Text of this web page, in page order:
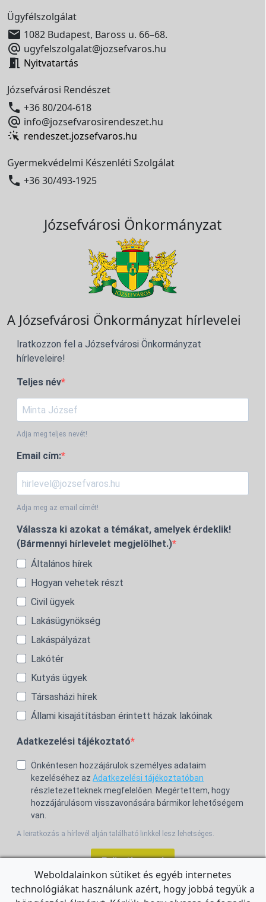
Ügyfélszolgálat
 1082 Budapest, Baross u. 66–68.
 ugyfelszolgalat@jozsefvaros.hu
 Nyitvatartás
Józsefvárosi Rendészet
 +36 80/204-618
 info@jozsefvarosirendeszet.hu
rendeszet.jozsefvaros.hu
Gyermekvédelmi Készenléti Szolgálat
 +36 30/493-1925
Józsefvárosi Önkormányzat
A Józsefvárosi Önkormányzat hírlevelei
Iratkozzon fel a Józsefvárosi Önkormányzat
hírleveleire!
Teljes név
Adja meg teljes nevét!
Email cím:
Adja meg az email címét!
Válassza ki azokat a témákat, amelyek érdeklik!
(Bármennyi hírlevelet megjelölhet.)
Általános hírek
Hogyan vehetek részt
Civil ügyek
Lakásügynökség
Lakáspályázat
Lakótér
Kutyás ügyek
Társasházi hírek
Állami kisajátításban érintett házak lakóinak
Adatkezelési tájékoztató
Önkéntesen hozzájárulok személyes adataim
kezeléséhez az Adatkezelési tájékoztatóban
részletezetteknek megfelelően. Megértettem, hogy
hozzájárulásom visszavonására bármikor lehetőségem
van.
A leiratkozás a hírlevél alján található linkkel lesz lehetséges.
Feliratkozom!
Weboldalainkon sütiket és egyéb internetes
technológiákat használunk azért, hogy jobbá tegyük a